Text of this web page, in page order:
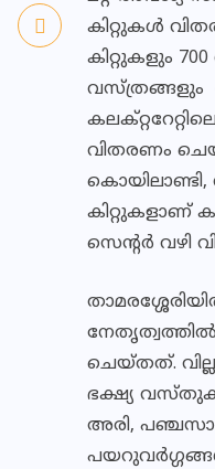
കിറ്റുകള്‍
കിറ്റുകളും
വസ്ത്രങ്ങളും
വിതരണം
കിറ്റുകളാണ്
സെന്റര്‍ വഴി
നേതൃത്വത്തില്‍
ചെയ്തത്.
ഭക്ഷ്യ
അരി,